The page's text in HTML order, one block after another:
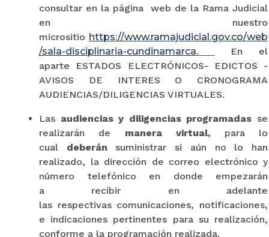
consultar en la página web de la Rama Judicial
en nuestro
micrositio https://www.ramajudicial.gov.co/web
/sala-disciplinaria-cundinamarca.
En el
aparte ESTADOS ELECTRÓNICOS- EDICTOS -
AVISOS DE INTERES O CRONOGRAMA
AUDIENCIAS/DILIGENCIAS VIRTUALES.
Las audiencias y diligencias programadas se
realizarán de manera virtual, para lo
cual deberán suministrar si aún no lo han
realizado, la dirección de correo electrónico y
número telefónico en donde empezarán
a recibir en adelante
las respectivas comunicaciones, notificaciones,
e indicaciones pertinentes para su realización,
conforme a la programación realizada.